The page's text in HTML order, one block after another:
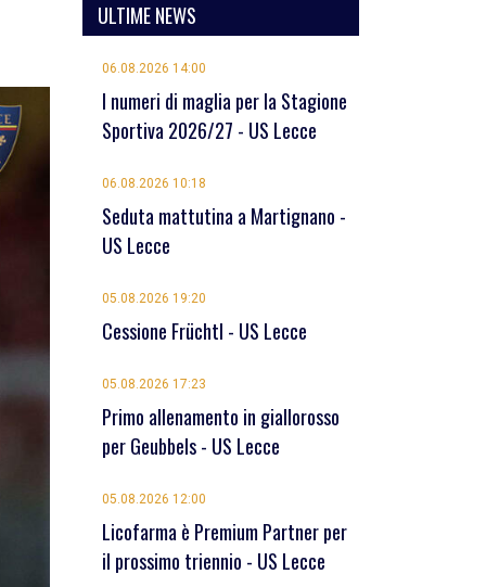
ULTIME NEWS
06.08.2026 14:00
I numeri di maglia per la Stagione
Sportiva 2026/27 - US Lecce
06.08.2026 10:18
Seduta mattutina a Martignano -
US Lecce
05.08.2026 19:20
Cessione Früchtl - US Lecce
05.08.2026 17:23
Primo allenamento in giallorosso
per Geubbels - US Lecce
05.08.2026 12:00
Licofarma è Premium Partner per
il prossimo triennio - US Lecce